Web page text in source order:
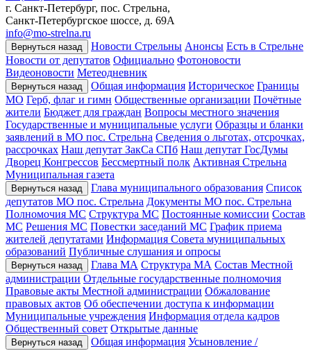
г. Санкт-Петербург, пос. Стрельна,
Санкт-Петербургское шоссе, д. 69А
info@mo-strelna.ru
Вернуться назад Новости Стрельны Анонсы Есть в Стрельне
Новости от депутатов Официально Фотоновости
Видеоновости Метеодневник
Вернуться назад Общая информация Историческое Границы
МО Герб, флаг и гимн Общественные организации Почётные
жители Бюджет для граждан Вопросы местного значения
Государственные и муниципальные услуги Образцы и бланки
заявлений в МО пос. Стрельна Сведения о льготах, отсрочках,
рассрочках Наш депутат ЗакСа СПб Наш депутат ГосДумы
Дворец Конгрессов Бессмертный полк Активная Стрельна
Муниципальная газета
Вернуться назад Глава муниципального образования Список
депутатов МО пос. Стрельна Документы МО пос. Стрельна
Полномочия МС Структура МС Постоянные комиссии Состав
МС Решения МС Повестки заседаний МС График приема
жителей депутатами Информация Совета муниципальных
образований Публичные слушания и опросы
Вернуться назад Глава МА Структура МА Состав Местной
администрации Отдельные государственные полномочия
Правовые акты Местной администрации Обжалование
правовых актов Об обеспечении доступа к информации
Муниципальные учреждения Информация отдела кадров
Общественный совет Открытые данные
Вернуться назад Общая информация Усыновление /